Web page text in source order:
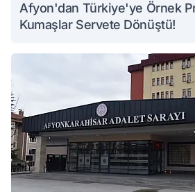
Afyon'dan Türkiye'ye Örnek
Kumaşlar Servete Dönüştü!